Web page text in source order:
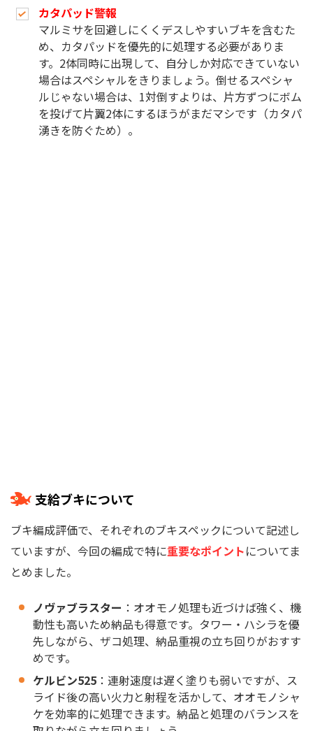
カタパッド警報
マルミサを回避しにくくデスしやすいブキを含むた
め、カタパッドを優先的に処理する必要がありま
す。2体同時に出現して、自分しか対応できていない
場合はスペシャルをきりましょう。倒せるスペシャ
ルじゃない場合は、1対倒すよりは、片方ずつにボム
を投げて片翼2体にするほうがまだマシです（カタパ
湧きを防ぐため）。
支給ブキについて
ブキ編成評価で、それぞれのブキスペックについて記述し
ていますが、今回の編成で特に重要なポイントについてま
とめました。
ノヴァブラスター ：オオモノ処理も近づけば強く、機
動性も高いため納品も得意です。タワー・ハシラを優
先しながら、ザコ処理、納品重視の立ち回りがおすす
めです。
ケルビン525 ：連射速度は遅く塗りも弱いですが、ス
ライド後の高い火力と射程を活かして、オオモノシャ
ケを効率的に処理できます。納品と処理のバランスを